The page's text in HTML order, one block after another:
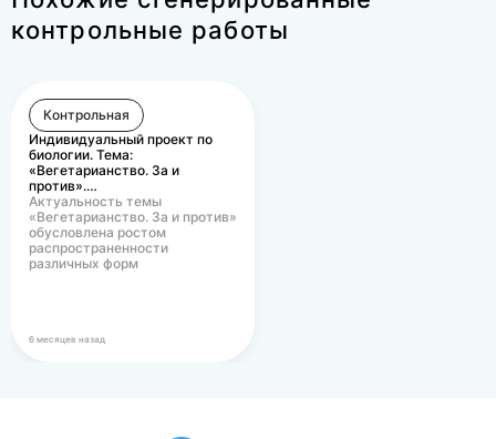
персоналу, на
финансовых
контрольные работы
Контрольная
Индивидуальный проект по
биологии. Тема:
«Вегетарианство. За и
против».…
Актуальность темы
«Вегетарианство. За и против»
обусловлена ростом
распространенности
различных форм
6 месяцев назад